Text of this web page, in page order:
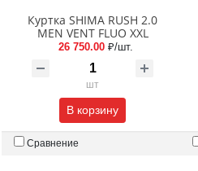
Куртка SHIMA RUSH 2.0
MEN VENT FLUO XXL
26 750.00 ₽/шт.
шт
В корзину
Сравнение